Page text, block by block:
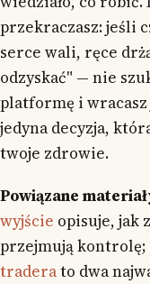
przekraczasz: jeśli
serce wali, ręce
odzyskać" — nie
platformę i wracasz
jedyna decyzja,
twoje zdrowie.
Powiązane
wyjście opisuje, jak
przejmują kontrolę;
traderato dwa